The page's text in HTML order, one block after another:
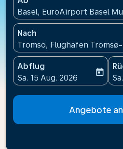
Basel, EuroAirport Basel
Nach
Tromsö, Flughafen
Abflug
fc-booking-departure-
Sa. 15 Aug. 2026
today
Angebote